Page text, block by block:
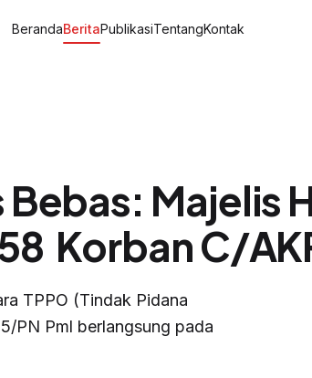
BerandaBeritaPublikasiTentangKontak
Majelis
Korban C/
TPPO (Tindak Pidana
PN Pml berlangsung pada